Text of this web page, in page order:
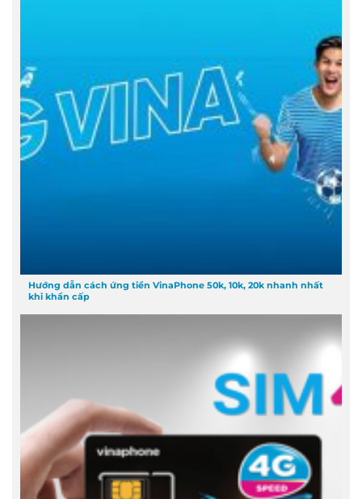
Hướng dẫn cách ứng tiền VinaPhone 50k, 10k, 20k nhanh nhất
khi khẩn cấp